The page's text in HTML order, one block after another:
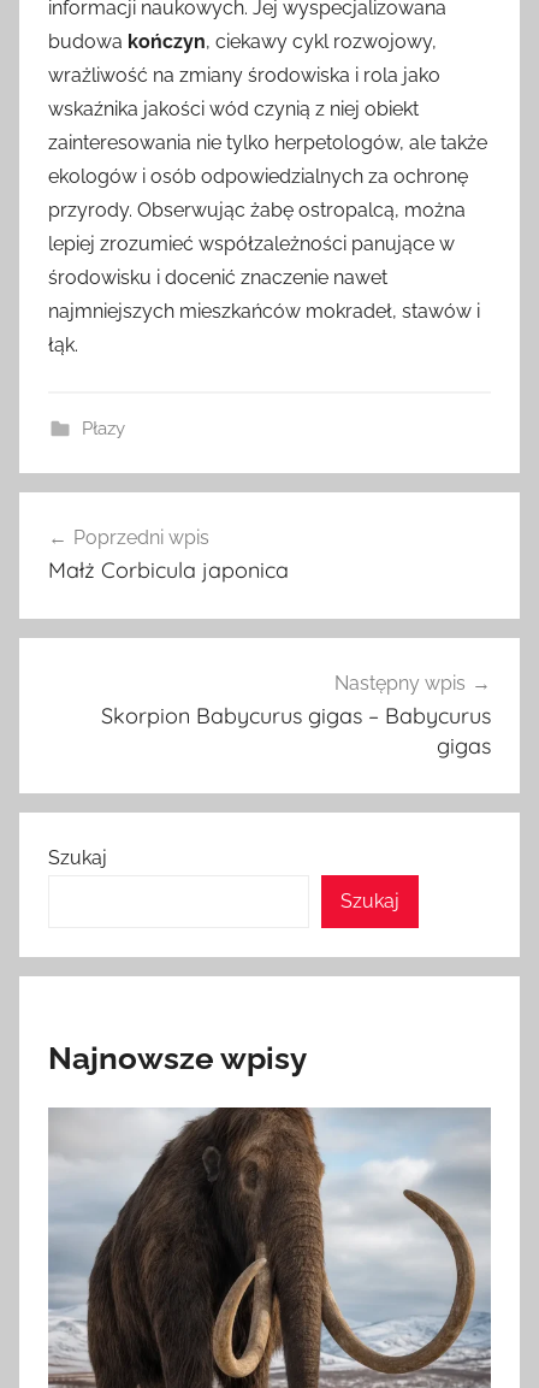
informacji naukowych. Jej wyspecjalizowana
budowa kończyn, ciekawy cykl rozwojowy,
wrażliwość na zmiany środowiska i rola jako
wskaźnika jakości wód czynią z niej obiekt
zainteresowania nie tylko herpetologów, ale także
ekologów i osób odpowiedzialnych za ochronę
przyrody. Obserwując żabę ostropalcą, można
lepiej zrozumieć współzależności panujące w
środowisku i docenić znaczenie nawet
najmniejszych mieszkańców mokradeł, stawów i
łąk.
Płazy
wpisu
Poprzedni wpis
Małż Corbicula japonica
Następny wpis
Skorpion Babycurus gigas – Babycurus
gigas
Szukaj
Szukaj
Najnowsze wpisy